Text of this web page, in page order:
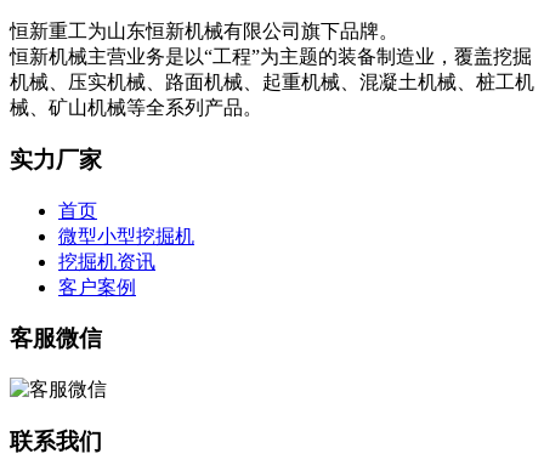
恒新重工为山东恒新机械有限公司旗下品牌。
恒新机械主营业务是以“工程”为主题的装备制造业，覆盖挖掘
机械、压实机械、路面机械、起重机械、混凝土机械、桩工机
械、矿山机械等全系列产品。
实力厂家
首页
微型小型挖掘机
挖掘机资讯
客户案例
客服微信
联系我们